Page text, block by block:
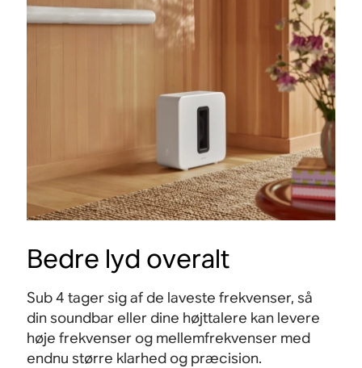
Bedre lyd overalt
Sub 4 tager sig af de laveste frekvenser, så
din soundbar eller dine højttalere kan levere
høje frekvenser og mellemfrekvenser med
endnu større klarhed og præcision.